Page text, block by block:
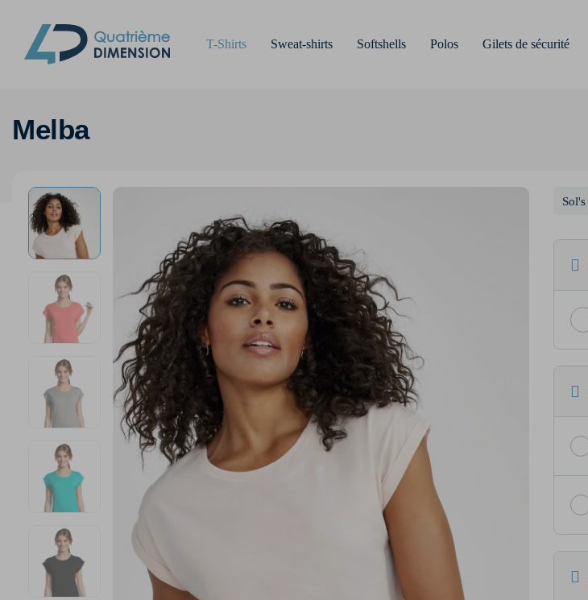
T-Shirts Sweat-shirts Softshells Polos Gilets de sécurité
Melba
Sol's